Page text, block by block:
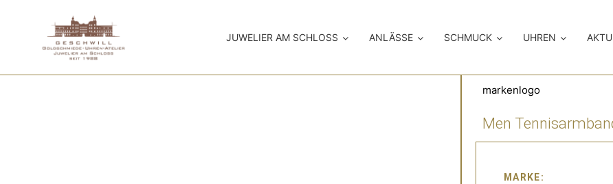
JUWELIER AM SCHLOSS ANLÄSSE SCHMUCK UHREN
markenlogo
Men
MARKE